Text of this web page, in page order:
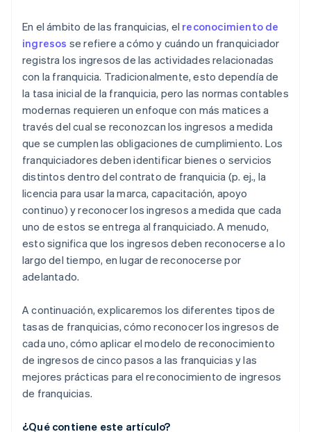
satisfagan las obligaciones de cumplimiento o a
medida que esto ocurra
Crea un grupo de trabajo multifuncional de ingresos
Desarrolla situaciones hipotéticas en relación con el
reconocimiento de ingresos
Localiza prácticas de reconocimiento de ingresos
según sea necesario
Básate en los comentarios de los franquiciados
para establecer mejores estimaciones de la
contraprestación variable
Aclara los detalles específicos de los fondos de
marketing
Crea guías de referencia rápida para los equipos de
campo
Alinea los incentivos internos con informes precisos
En el ámbito de las franquicias, el reconocimiento de
ingresos se refiere a cómo y cuándo un franquiciador
registra los ingresos de las actividades relacionadas
con la franquicia. Tradicionalmente, esto dependía de
la tasa inicial de la franquicia, pero las normas contables
modernas requieren un enfoque con más matices a
través del cual se reconozcan los ingresos a medida
que se cumplen las obligaciones de cumplimiento. Los
franquiciadores deben identificar bienes o servicios
distintos dentro del contrato de franquicia (p. ej., la
licencia para usar la marca, capacitación, apoyo
continuo) y reconocer los ingresos a medida que cada
uno de estos se entrega al franquiciado. A menudo,
esto significa que los ingresos deben reconocerse a lo
largo del tiempo, en lugar de reconocerse por
adelantado.
A continuación, explicaremos los diferentes tipos de
tasas de franquicias, cómo reconocer los ingresos de
cada uno, cómo aplicar el modelo de reconocimiento
de ingresos de cinco pasos a las franquicias y las
mejores prácticas para el reconocimiento de ingresos
de franquicias.
¿Qué contiene este artículo?